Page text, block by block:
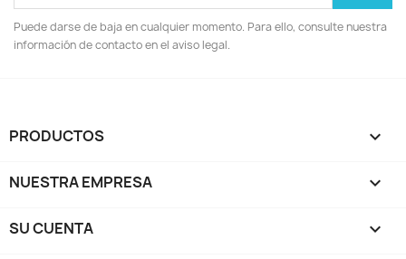
Puede darse de baja en cualquier momento. Para ello, consulte nuestra
información de contacto en el aviso legal.
PRODUCTOS 
NUESTRA EMPRESA 
SU CUENTA 